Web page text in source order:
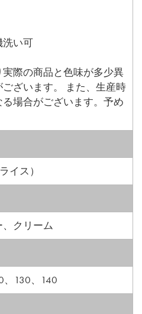
洗い可
際の商品と色味が多少異
ざいます。 また、生産時
場合がございます。予め
イス）
クリーム
、130、140